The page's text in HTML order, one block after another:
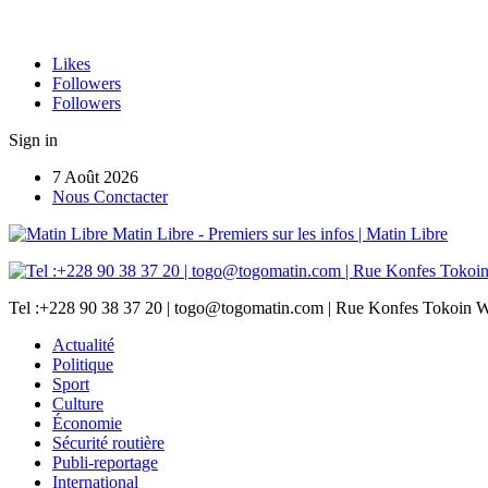
Likes
Followers
Followers
Sign in
7 Août 2026
Nous Conctacter
Matin Libre - Premiers sur les infos | Matin Libre
Tel :+228 90 38 37 20 | togo@togomatin.com | Rue Konfes Tokoin
Actualité
Politique
Sport
Culture
Économie
Sécurité routière
Publi-reportage
International